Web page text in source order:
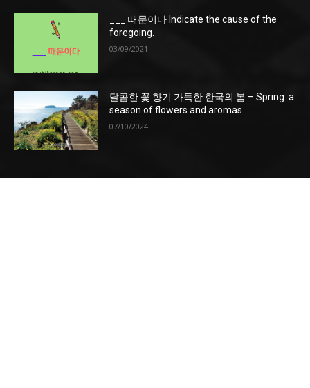
___ 때문이다 Indicate the cause of the
foregoing.
03/09/2021
달콤한 꽃 향기 가득한 한국의 봄 – Spring: a
season of flowers and aromas
07/10/2024